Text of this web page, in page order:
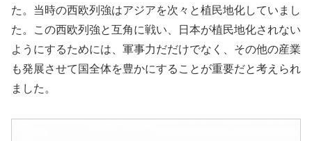
た。当時の西欧列強はアジアを次々と植民地化していまし
た。この西欧列強と互角に戦い、日本が植民地化されない
ようにするためには、軍事力だだけでなく、その他の産業
も発展させて国全体を豊かにすることが重要だと考えられ
ました。